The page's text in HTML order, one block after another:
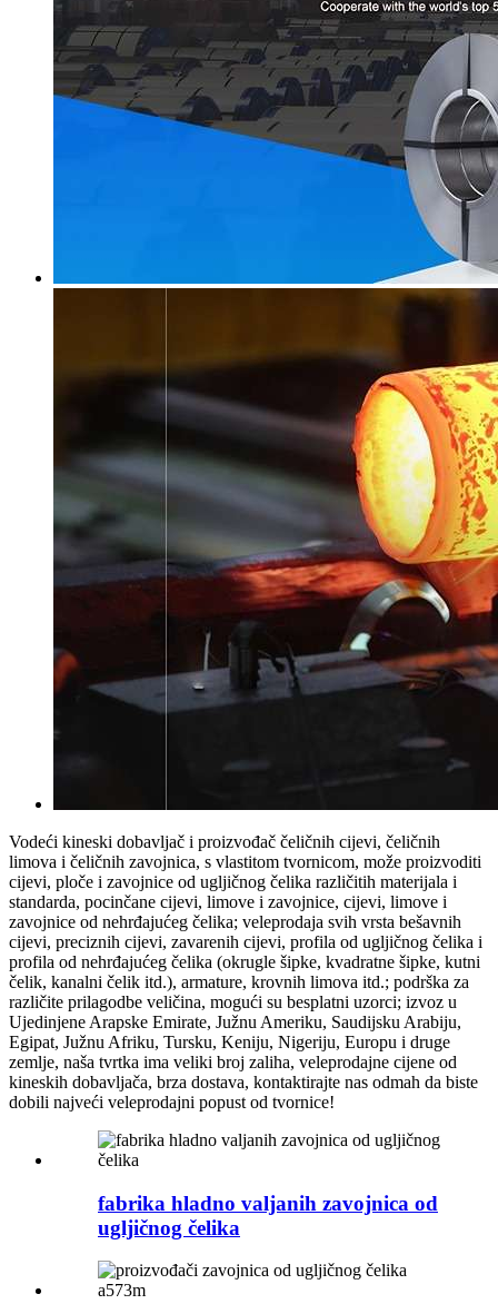
Vodeći kineski dobavljač i proizvođač čeličnih cijevi, čeličnih
limova i čeličnih zavojnica, s vlastitom tvornicom, može proizvoditi
cijevi, ploče i zavojnice od ugljičnog čelika različitih materijala i
standarda, pocinčane cijevi, limove i zavojnice, cijevi, limove i
zavojnice od nehrđajućeg čelika; veleprodaja svih vrsta bešavnih
cijevi, preciznih cijevi, zavarenih cijevi, profila od ugljičnog čelika i
profila od nehrđajućeg čelika (okrugle šipke, kvadratne šipke, kutni
čelik, kanalni čelik itd.), armature, krovnih limova itd.; podrška za
različite prilagodbe veličina, mogući su besplatni uzorci; izvoz u
Ujedinjene Arapske Emirate, Južnu Ameriku, Saudijsku Arabiju,
Egipat, Južnu Afriku, Tursku, Keniju, Nigeriju, Europu i druge
zemlje, naša tvrtka ima veliki broj zaliha, veleprodajne cijene od
kineskih dobavljača, brza dostava, kontaktirajte nas odmah da biste
dobili najveći veleprodajni popust od tvornice!
fabrika hladno valjanih zavojnica od
ugljičnog čelika